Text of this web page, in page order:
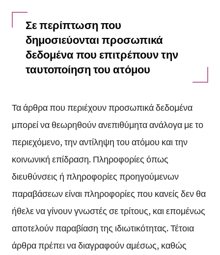
Σε περίπτωση που
δημοσιεύονται προσωπικά
δεδομένα που επιτρέπουν την
ταυτοποίηση του ατόμου
Τα άρθρα που περιέχουν προσωπικά δεδομένα
μπορεί να θεωρηθούν ανεπιθύμητα ανάλογα με το
περιεχόμενο, την αντίληψη του ατόμου και την
κοινωνική επίδραση. Πληροφορίες όπως
διευθύνσεις ή πληροφορίες προηγούμενων
παραβάσεων είναι πληροφορίες που κανείς δεν θα
ήθελε να γίνουν γνωστές σε τρίτους, και επομένως
αποτελούν παραβίαση της ιδιωτικότητας. Τέτοια
άρθρα πρέπει να διαγραφούν αμέσως, καθώς